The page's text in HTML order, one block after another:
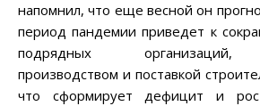
напомнил, что еще весной он
период пандемии приведет к
подрядных организаций,
производством и поставкой
что сформирует дефицит и